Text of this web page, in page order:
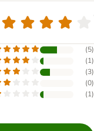
(5)
(1)
(3)
(0)
(1)